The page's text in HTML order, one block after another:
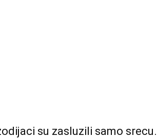
su zasluzili samo